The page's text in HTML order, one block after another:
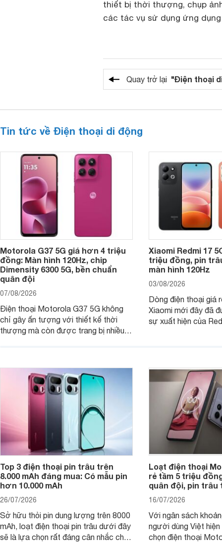
thiết bị thời thượng, chụp
các tác vụ sử dụng ứng
Quay trở lại "Điện thoại
Tin tức về Điện thoại di động
Motorola G37 5G giá hơn 4 triệu
đồng: Màn hình 120Hz, chip
Dimensity 6300 5G, bền chuẩn
quân đội
07/08/2026
Điện thoại Motorola G37 5G không
chỉ gây ấn tượng với thiết kế thời
thượng mà còn được trang bị nhiều
Xiaomi Redmi 17
triệu đồng, pin
màn hình 120Hz
03/08/2026
Dòng điện thoại giá
Xiaomi mới đây đã
sự xuất hiện của
Top 3 điện thoại pin trâu trên
8.000 mAh đáng mua: Có mẫu pin
hơn 10.000 mAh
26/07/2026
Sở hữu thỏi pin dung lượng trên 8000
mAh, loạt điện thoại pin trâu dưới đây
sẽ là lựa chọn rất đáng cân nhắc cho
Loạt điện thoại
rẻ tầm 5 triệu
quân đội, pin trâu
16/07/2026
Với ngân sách
người dùng Việt
chọn điện thoại